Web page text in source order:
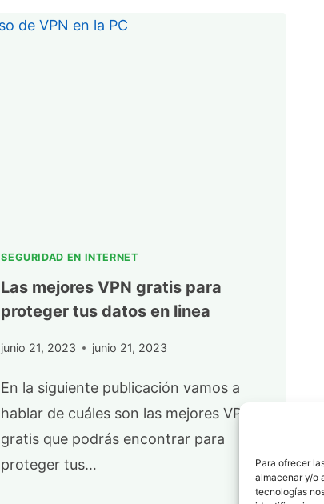
Para ofrecer
almacenar y/o
tecnologías
SEGURIDAD EN INTERNET
Las mejores VPN gratis para
proteger tus datos en linea
junio 21, 2023 junio 21, 2023
En la siguiente publicación vamos a
hablar de cuáles son las mejores VPN
gratis que podrás encontrar para
proteger tus…